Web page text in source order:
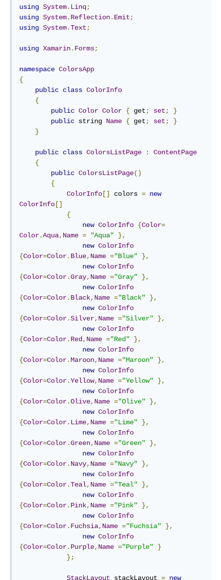
using System. Linq;
using System. Reflection. Emit;
using System.Text;
using Xamarin. Forms;
namespace ColorsApp
{
public class ColorInfo
{
public Color Color { get; set;
}
public string Name { get; set;
}
}
public class ColorsListPage :
ContentPage
{
public ColorsListPage()
{
ColorInfo [] colors = new
ColorInfo []
{
new ColorInfo {Color=
Color.Aqua, Name = "Aqua"
},
new ColorInfo
{Color=Color. Blue, Name ="Blue"
},
new ColorInfo
{Color=Color.Gray, Name ="Gray"
},
new ColorInfo
{Color=Color. Black, Name ="Black"
},
new ColorInfo
{Color=Color.Silver, Name ="Silver"
},
new ColorInfo
{Color=Color. Red, Name ="Red"
},
new ColorInfo
{Color=Color.Maroon, Name ="Maroon"
},
new ColorInfo
{Color=Color.Yellow, Name ="Yellow"
},
new ColorInfo
{Color=Color.Olive, Name ="Olive"
},
new ColorInfo
{Color=Color. Lime, Name ="Lime"
},
new ColorInfo
{Color=Color.Green, Name ="Green"
},
new ColorInfo
{Color=Color. Navy, Name ="Navy"
},
new ColorInfo
{Color=Color.Teal, Name ="Teal"
},
new ColorInfo
{Color=Color. Pink, Name ="Pink"
},
new ColorInfo
{Color=Color. Fuchsia, Name ="Fuchsia"
},
new ColorInfo
{Color=Color. Purple, Name ="Purple"
}
};
StackLayout stackLayout = new